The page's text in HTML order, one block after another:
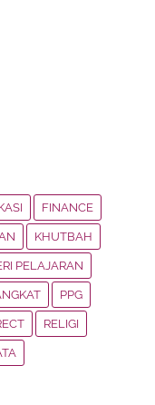
FINANCE
KHUTBAH
PELAJARAN
PPG
RELIGI